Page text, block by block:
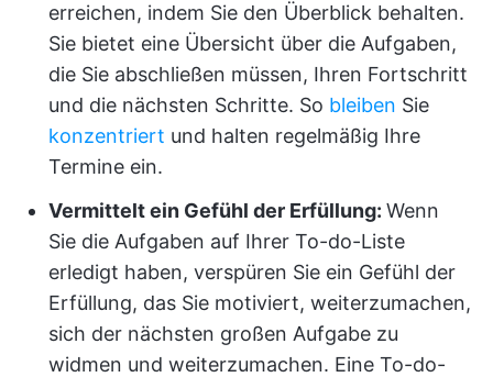
erreichen, indem Sie den Überblick behalten.
Sie bietet eine Übersicht über die Aufgaben,
die Sie abschließen müssen, Ihren Fortschritt
und die nächsten Schritte. So bleiben Sie
konzentriert und halten regelmäßig Ihre
Termine ein.
Vermittelt ein Gefühl der Erfüllung: Wenn
Sie die Aufgaben auf Ihrer To-do-Liste
erledigt haben, verspüren Sie ein Gefühl der
Erfüllung, das Sie motiviert, weiterzumachen,
sich der nächsten großen Aufgabe zu
widmen und weiterzumachen. Eine To-do-